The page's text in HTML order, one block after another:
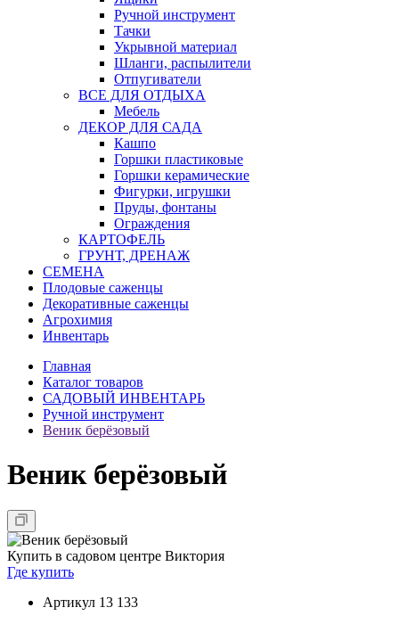
Ручной инструмент
Тачки
Укрывной материал
Шланги, распылители
Отпугиватели
ВСЕ ДЛЯ ОТДЫХА
Мебель
ДЕКОР ДЛЯ САДА
Кашпо
Горшки пластиковые
Горшки керамические
Фигурки, игрушки
Пруды, фонтаны
Ограждения
КАРТОФЕЛЬ
ГРУНТ, ДРЕНАЖ
СЕМЕНА
Плодовые саженцы
Декоративные саженцы
Агрохимия
Инвентарь
Главная
Каталог товаров
САДОВЫЙ ИНВЕНТАРЬ
Ручной инструмент
Веник берёзовый
Веник берёзовый
Купить в садовом центре Виктория
Где купить
Артикул 13 133